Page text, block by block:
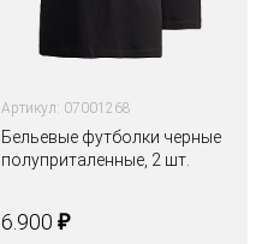
Артикул: 07001268
Бельевые футболки черные
полуприталенные, 2 шт.
6.900 ₽